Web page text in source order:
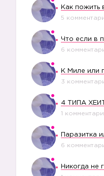
5
6
К Миле или
3
4 ТИПА
1
6